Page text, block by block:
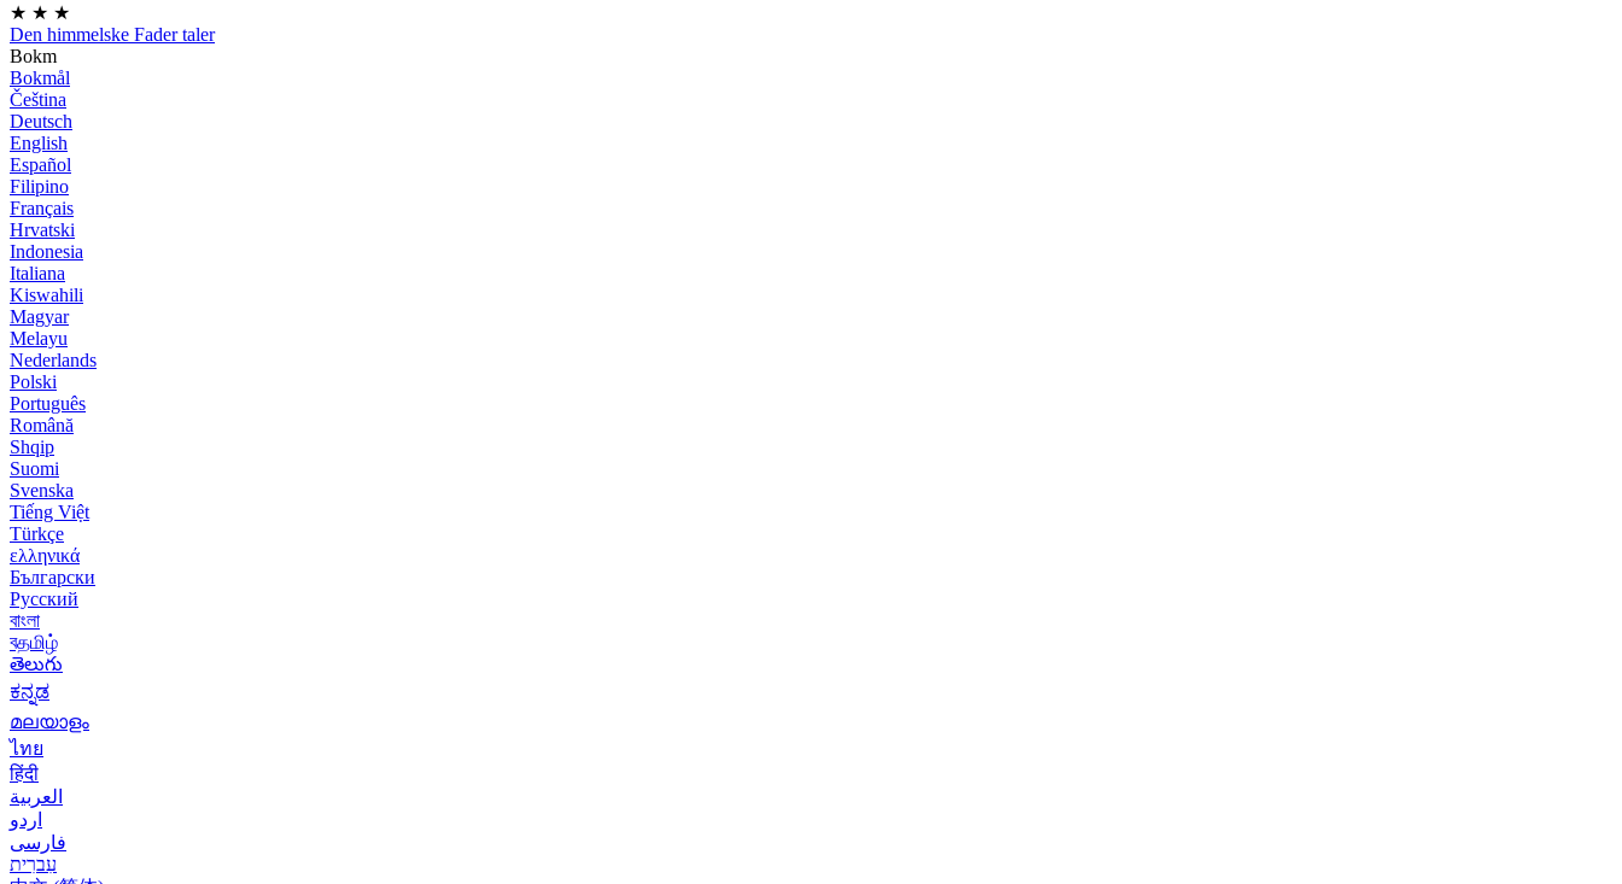
★ ★ ★
Den himmelske Fader taler
Bokm
Bokmål
Čeština
Deutsch
English
Español
Filipino
Français
Hrvatski
Indonesia
Italiana
Kiswahili
Magyar
Melayu
Nederlands
Polski
Português
Română
Shqip
Suomi
Svenska
Tiếng Việt
Türkçe
ελληνικά
Български
Русский
বাংলা
বதமிழ்
తెలుగు
ಕನ್ನಡ
മലയാളം
ไทย
हिंदी
العربية
اردو
فارسی
עִברִית